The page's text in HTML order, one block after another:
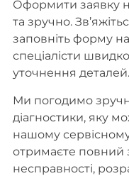
Оформити заявку
та зручно.
заповніть форму
спеціалісти
уточнення деталей.
Ми погодимо
діагностики, яку
нашому
отримаєте повний
несправності,